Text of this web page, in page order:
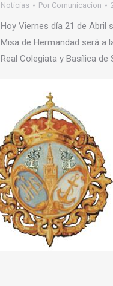
Noticias Por Comunicacion
Hoy Viernes día 21 de Abril
Misa de Hermandad será a
Real Colegiata y Basílica de